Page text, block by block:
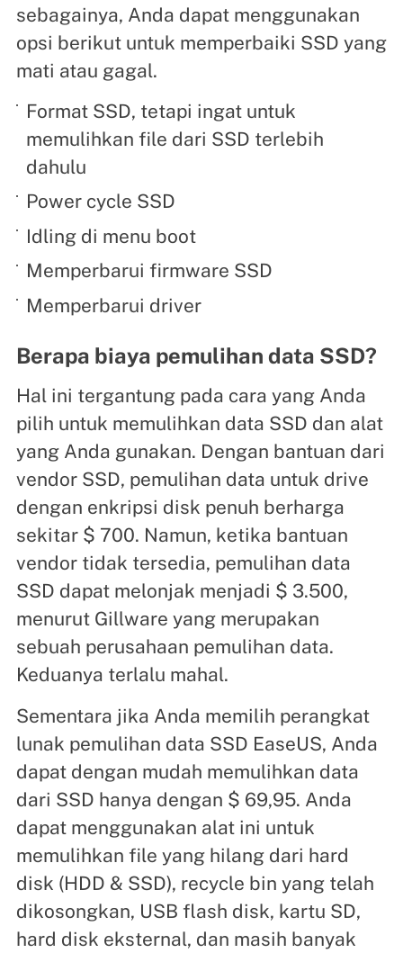
sebagainya, Anda dapat menggunakan
opsi berikut untuk memperbaiki SSD yang
mati atau gagal.
Format SSD, tetapi ingat untuk
memulihkan file dari SSD terlebih
dahulu
Power cycle SSD
Idling di menu boot
Memperbarui firmware SSD
Memperbarui driver
Berapa biaya pemulihan data SSD?
Hal ini tergantung pada cara yang Anda
pilih untuk memulihkan data SSD dan alat
yang Anda gunakan. Dengan bantuan dari
vendor SSD, pemulihan data untuk drive
dengan enkripsi disk penuh berharga
sekitar $ 700. Namun, ketika bantuan
vendor tidak tersedia, pemulihan data
SSD dapat melonjak menjadi $ 3.500,
menurut Gillware yang merupakan
sebuah perusahaan pemulihan data.
Keduanya terlalu mahal.
Sementara jika Anda memilih perangkat
lunak pemulihan data SSD EaseUS, Anda
dapat dengan mudah memulihkan data
dari SSD hanya dengan $ 69,95. Anda
dapat menggunakan alat ini untuk
memulihkan file yang hilang dari hard
disk (HDD & SSD), recycle bin yang telah
dikosongkan, USB flash disk, kartu SD,
hard disk eksternal, dan masih banyak